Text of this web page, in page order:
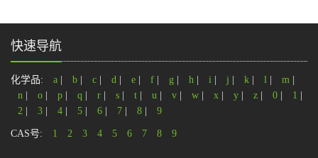
快速导航
化学品: a b c d e f g h i j k l m
n
o p q r s t u v w x y z 0 1
2
3 4 5 6 7 8 9
CAS号: 1 2 3 4 5 6 7 8 9